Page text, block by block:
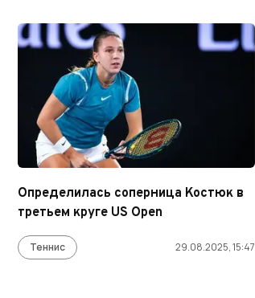
Определилась соперница Костюк в
третьем круге US Open
Теннис 29.08.2025, 15:47